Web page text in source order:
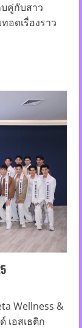
คู่กับสาว
อดเรื่องราว
Wellness &
เอสเธติก